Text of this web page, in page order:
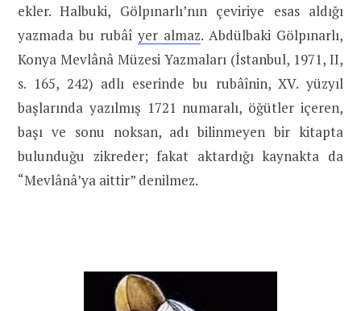
ekler. Halbuki, Gölpınarlı’nın çeviriye esas aldığı
yazmada bu rubâî yer almaz. Abdülbaki Gölpınarlı,
Konya Mevlânâ Müzesi Yazmaları (İstanbul, 1971, II,
s. 165, 242) adlı eserinde bu rubâînin, XV. yüzyıl
başlarında yazılmış 1721 numaralı, öğütler içeren,
başı ve sonu noksan, adı bilinmeyen bir kitapta
bulunduğu zikreder; fakat aktardığı kaynakta da
“Mevlânâ’ya aittir” denilmez.